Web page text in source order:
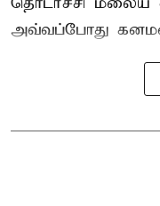
அவ்வப்போது